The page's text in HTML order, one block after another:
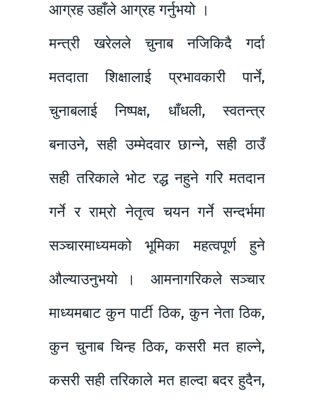
आग्रह उहाँले आग्रह गर्नुभयो ।
मन्त्री खरेलले चुनाब नजिकिदै गर्दा
मतदाता शिक्षालाई प्रभावकारी पार्ने,
चुनाबलाई निष्पक्ष, धाँधली, स्वतन्त्र
बनाउने, सही उम्मेदवार छान्ने, सही ठाउँ
सही तरिकाले भोट रद्ध नहुने गरि मतदान
गर्ने र राम्रो नेतृत्व चयन गर्ने सन्दर्भमा
सञ्चारमाध्यमको भूमिका महत्वपूर्ण हुने
औल्याउनुभयो । आमनागरिकले सञ्चार
माध्यमबाट कुन पार्टी ठिक, कुन नेता ठिक,
कुन चुनाब चिन्ह ठिक, कसरी मत हाल्ने,
कसरी सही तरिकाले मत हाल्दा बदर हुदैन,